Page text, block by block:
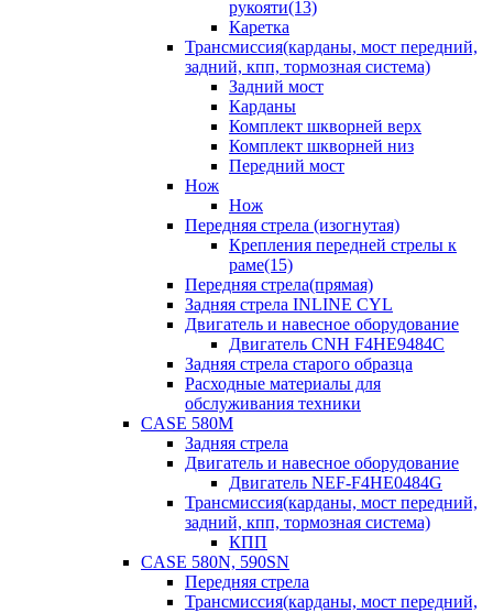
рукояти(13)
Каретка
Трансмиссия(карданы, мост передний,
задний, кпп, тормозная система)
Задний мост
Карданы
Комплект шкворней верх
Комплект шкворней низ
Передний мост
Нож
Нож
Передняя стрела (изогнутая)
Крепления передней стрелы к
раме(15)
Передняя стрела(прямая)
Задняя стрела INLINE CYL
Двигатель и навесное оборудование
Двигатель CNH F4HE9484C
Задняя стрела старого образца
Расходные материалы для
обслуживания техники
CASE 580M
Задняя стрела
Двигатель и навесное оборудование
Двигатель NEF-F4HE0484G
Трансмиссия(карданы, мост передний,
задний, кпп, тормозная система)
КПП
CASE 580N, 590SN
Передняя стрела
Трансмиссия(карданы, мост передний,